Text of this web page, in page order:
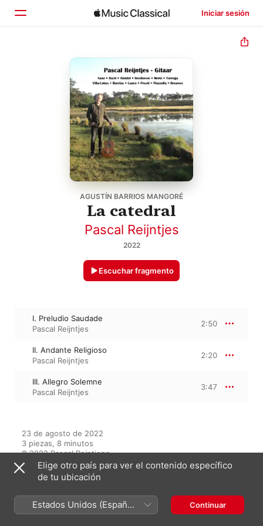
Iniciar sesión
Explorar
AGUSTÍN BARRIOS MANGORÉ
La catedral
Pascal Reijntjes
2022
Escuchar fragmento
I. Preludio Saudade
Pascal Reijntjes
2:50
II. Andante Religioso
Pascal Reijntjes
2:20
III. Allegro Solemne
Pascal Reijntjes
3:47
23 de agosto de 2022
3 piezas, 8 minutos
℗ 2022 Pascal Reintjens
Del álbum
Elige otro país para ver el contenido específico
de tu ubicación
Estados Unidos (Español
México)
Continuar